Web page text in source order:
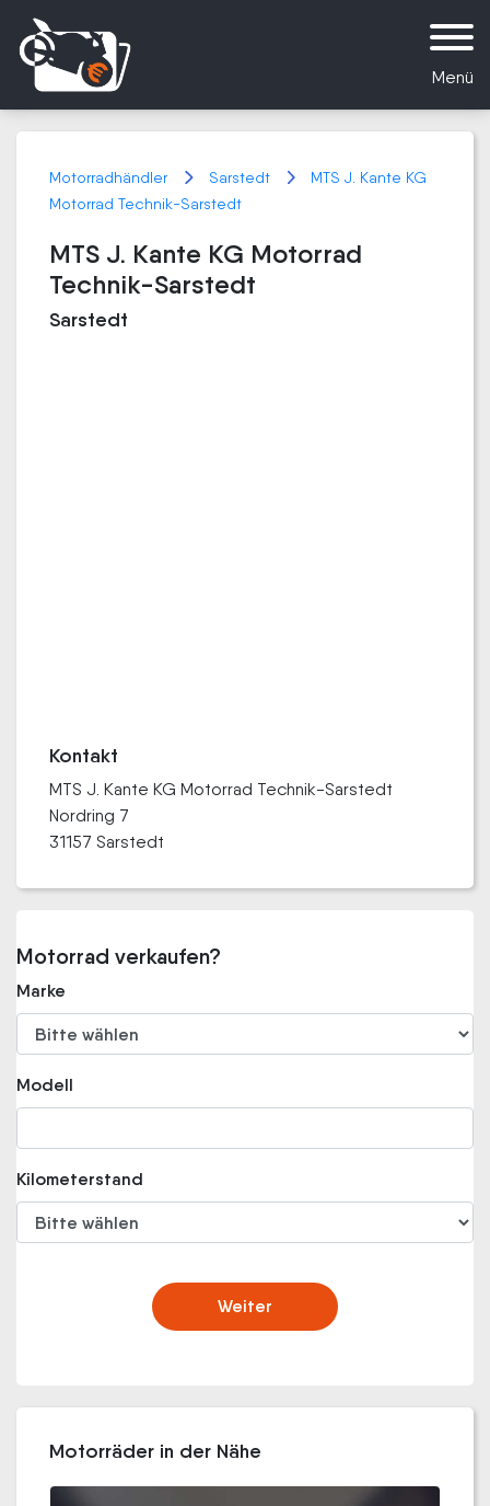
Menü
Motorradhändler Sarstedt
MTS J. Kante KG
Motorrad Technik-Sarstedt
MTS J. Kante KG Motorrad
Technik-Sarstedt
Sarstedt
Kontakt
MTS J. Kante KG Motorrad Technik-Sarstedt
Nordring 7
31157 Sarstedt
Motorrad verkaufen?
Marke
Modell
Kilometerstand
Weiter
Motorräder in der Nähe